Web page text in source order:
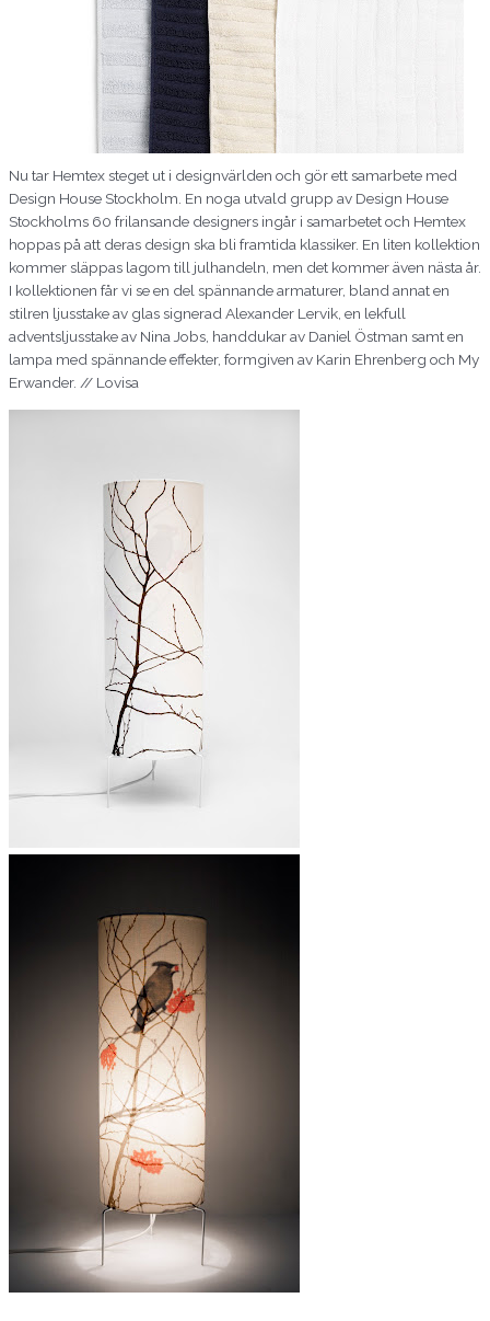
Nu tar Hemtex steget ut i designvärlden och gör ett samarbete med
Design House Stockholm. En noga utvald grupp av Design House
Stockholms 60 frilansande designers ingår i samarbetet och Hemtex
hoppas på att deras design ska bli framtida klassiker. En liten kollektion
kommer släppas lagom till julhandeln, men det kommer även nästa år.
I kollektionen får vi se en del spännande armaturer, bland annat en
stilren ljusstake av glas signerad Alexander Lervik, en lekfull
adventsljusstake av NinaJobs, handdukar av Daniel Östman samt en
lampa med spännande effekter, formgiven av Karin Ehrenberg och My
Erwander. // Lovisa